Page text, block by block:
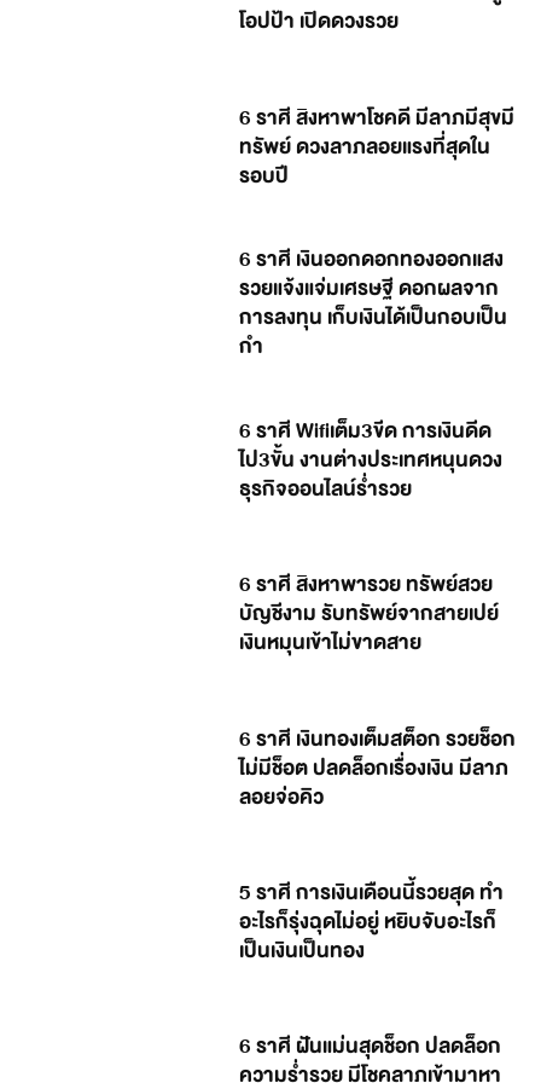
โอปป้า เปิดดวงรวย
6 ราศี สิงหาพาโชคดี มีลาภมีสุขมี
ทรัพย์ ดวงลาภลอยแรงที่สุดใน
รอบปี
6 ราศี เงินออกดอกทองออกแสง
รวยแจ้งแจ่มเศรษฐี ดอกผลจาก
การลงทุน เก็บเงินได้เป็นกอบเป็น
กำ
6 ราศี Wifiเต็ม3ขีด การเงินดีด
ไป3ขั้น งานต่างประเทศหนุนดวง
ธุรกิจออนไลน์ร่ำรวย
6 ราศี สิงหาพารวย ทรัพย์สวย
บัญชีงาม รับทรัพย์จากสายเปย์
เงินหมุนเข้าไม่ขาดสาย
6 ราศี เงินทองเต็มสต็อก รวยช็อก
ไม่มีช็อต ปลดล็อกเรื่องเงิน มีลาภ
ลอยจ่อคิว
5 ราศี การเงินเดือนนี้รวยสุด ทำ
อะไรก็รุ่งฉุดไม่อยู่ หยิบจับอะไรก็
เป็นเงินเป็นทอง
6 ราศี ฝันแม่นสุดช็อก ปลดล็อก
ความร่ำรวย มีโชคลาภเข้ามาหา